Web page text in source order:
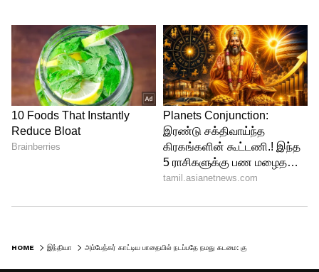
HOME இந்தியா